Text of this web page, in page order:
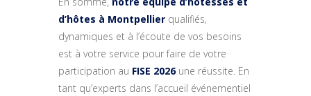
d’hôtes à Montpellier qualifiés,
dynamiques et à l’écoute de vos besoins
est à votre service pour faire de votre
participation au FISE 2026une réussite. En
tant qu’experts dans l’accueil événementiel